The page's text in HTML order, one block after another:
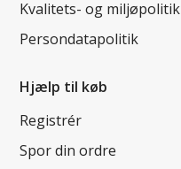
Kvalitets- og miljøpolitik
Persondatapolitik
Hjælp til køb
Registrér
Spor din ordre